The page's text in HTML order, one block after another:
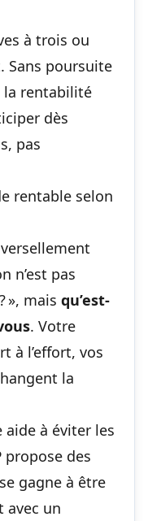
à trois ou
Sans poursuite
la rentabilité
dès
pas
rentable selon
n’est pas
», mais qu’est-
. Votre
à l’effort, vos
la
à éviter les
propose des
gagne à être
avec un